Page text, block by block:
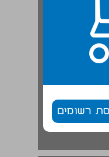
רשומים